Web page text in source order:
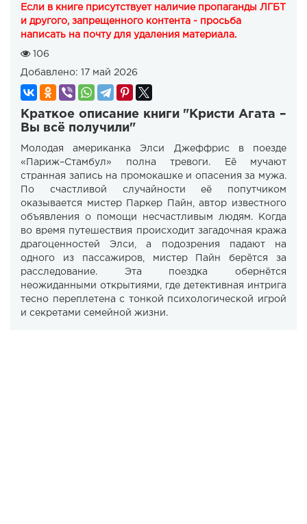
Если в книге присутствует наличие пропаганды ЛГБТ
и другого, запрещенного контента - просьба
написать на почту для удаления материала.
106
Добавлено: 17 май 2026
Краткое описание книги "Кристи Агата –
Вы всё получили"
Молодая американка Элси Джеффрис в поезде
«Париж–Стамбул» полна тревоги. Её мучают
странная запись на промокашке и опасения за мужа.
По счастливой случайности её попутчиком
оказывается мистер Паркер Пайн, автор известного
объявления о помощи несчастливым людям. Когда
во время путешествия происходит загадочная кража
драгоценностей Элси, а подозрения падают на
одного из пассажиров, мистер Пайн берётся за
расследование. Эта поездка обернётся
неожиданными открытиями, где детективная интрига
тесно переплетена с тонкой психологической игрой
и секретами семейной жизни.